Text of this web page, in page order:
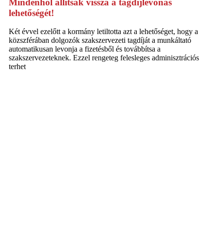
lehetőségét!
Két évvel ezelőtt a kormány letiltotta azt a lehetőséget, hogy a
közszférában dolgozók szakszervezeti tagdíját a munkáltató
automatikusan levonja a fizetésből és továbbítsa a
szakszervezeteknek. Ezzel rengeteg felesleges adminisztrációs
terhet